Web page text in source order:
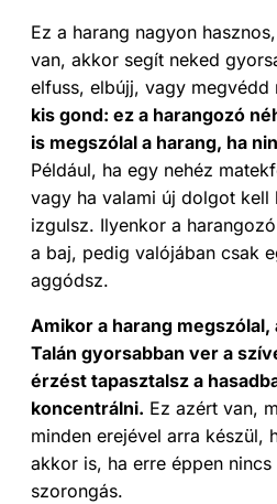
Ez a harang nagyon
van, akkor segít neked
elfuss, elbújj, vagy megvédd
kis gond: ez a harangozó
is megszólal a harang, ha
Például, ha egy nehéz
vagy ha valami új dolgot
izgulsz. Ilyenkor a
a baj, pedig valójában csak
aggódsz.
Amikor a harang megszólal,
Talán gyorsabban ver a
érzést tapasztalsz a
koncentrálni. Ez azért van,
minden erejével arra készül,
akkor is, ha erre éppen nincs
szorongás.